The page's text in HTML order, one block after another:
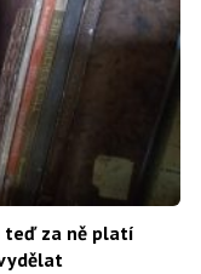
teď za ně platí